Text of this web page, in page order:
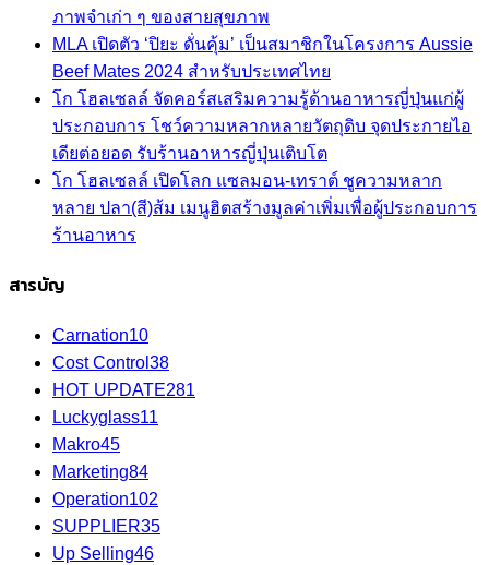
ภาพจำเก่า ๆ ของสายสุขภาพ
MLA เปิดตัว ‘ปิยะ ดั่นคุ้ม’ เป็นสมาชิกในโครงการ Aussie
Beef Mates 2024 สำหรับประเทศไทย
โก โฮลเซลล์ จัดคอร์สเสริมความรู้ด้านอาหารญี่ปุ่นแก่ผู้
ประกอบการ โชว์ความหลากหลายวัตถุดิบ จุดประกายไอ
เดียต่อยอด รับร้านอาหารญี่ปุ่นเติบโต
โก โฮลเซลล์ เปิดโลก แซลมอน-เทราต์ ชูความหลาก
หลาย ปลา(สี)ส้ม เมนูฮิตสร้างมูลค่าเพิ่มเพื่อผู้ประกอบการ
ร้านอาหาร
สารบัญ
Carnation10
Cost Control 38
HOT UPDATE281
Luckyglass11
Makro45
Marketing84
Operation102
SUPPLIER35
Up Selling46